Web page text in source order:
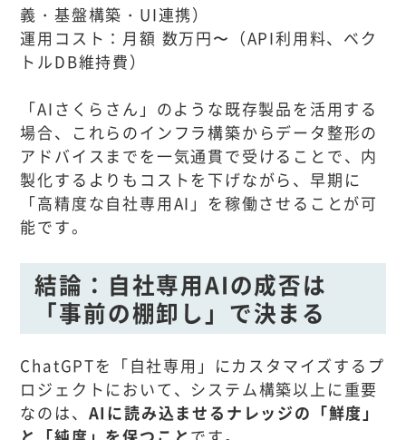
義・基盤構築・UI連携）
運用コスト：月額 数万円〜（API利用料、ベク
トルDB維持費）
「AIさくらさん」のような既存製品を活用する
場合、これらのインフラ構築からデータ整形の
アドバイスまでを一気通貫で受けることで、内
製化するよりもコストを下げながら、早期に
「高精度な自社専用AI」を稼働させることが可
能です。
結論：自社専用AIの成否は
「事前の棚卸し」で決まる
ChatGPTを「自社専用」にカスタマイズするプ
ロジェクトにおいて、システム構築以上に重要
なのは、 AIに読み込ませるナレッジの「鮮度」